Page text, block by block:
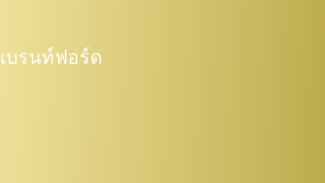
บรนท์ฟอร์ด